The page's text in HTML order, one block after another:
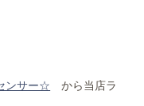
ンサー☆ から当店ラ